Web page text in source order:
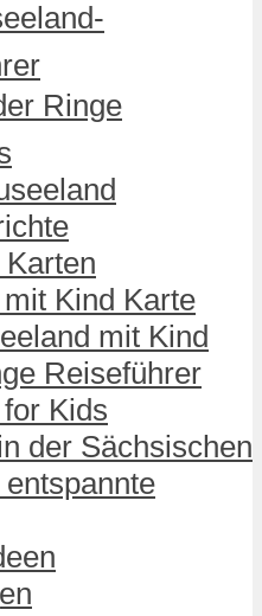
Ringe
Kind Karte
mit Kind
Reiseführer
Kids
der Sächsischen